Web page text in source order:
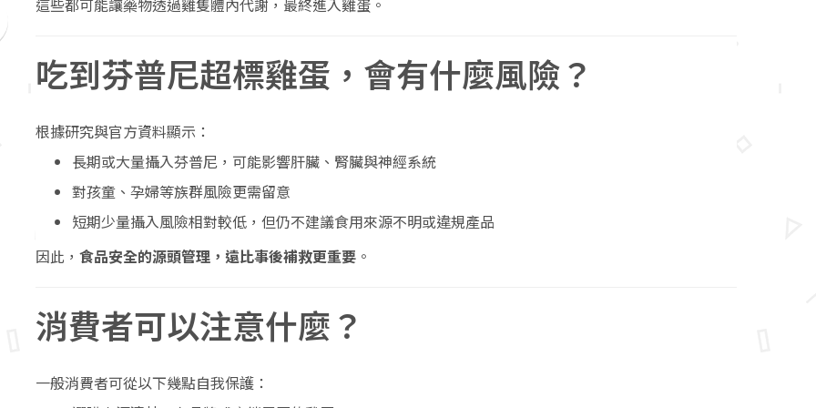
這些都可能讓藥物透過雞隻體內代謝，最終進入雞蛋。
吃到芬普尼超標雞蛋，會有什麼風險？
根據研究與官方資料顯示：
長期或大量攝入芬普尼，可能影響肝臟、腎臟與神經系統
對孩童、孕婦等族群風險更需留意
短期少量攝入風險相對較低，但仍不建議食用來源不明或違規產品
因此， 食品安全的源頭管理，遠比事後補救更重要 。
消費者可以注意什麼？
一般消費者可從以下幾點自我保護：